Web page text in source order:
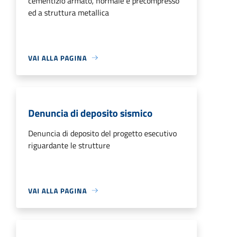
ed a struttura metallica
VAI ALLA PAGINA
Denuncia di deposito sismico
Denuncia di deposito del progetto esecutivo
riguardante le strutture
VAI ALLA PAGINA